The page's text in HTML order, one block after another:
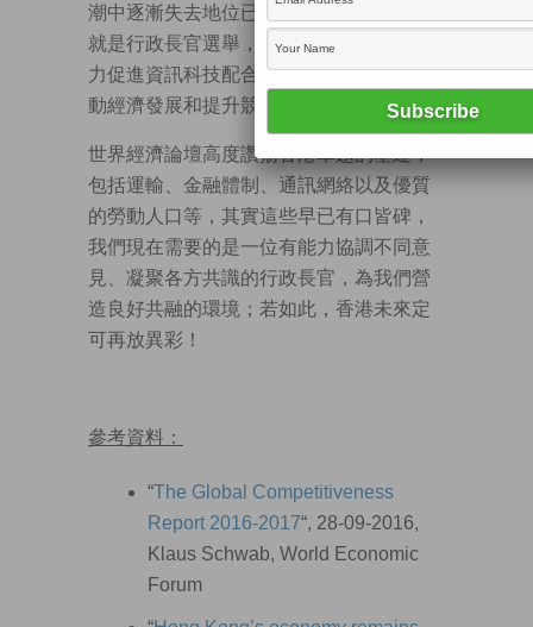
潮中逐漸失去地位已是不爭的事實。明年
就是行政長官選舉，我希望新任特首能全
力促進資訊科技配合相關的創新產業，推
動經濟發展和提升競爭力。
世界經濟論壇高度讚揚香港卓越的基建，
包括運輸、金融體制、通訊網絡以及優質
的勞動人口等，其實這些早已有口皆碑，
我們現在需要的是一位有能力協調不同意
見、凝聚各方共識的行政長官，為我們營
造良好共融的環境；若如此，香港未來定
可再放異彩！
參考資料：
“The Global Competitiveness
Report 2016-2017“, 28-09-2016,
Klaus Schwab, World Economic
Forum